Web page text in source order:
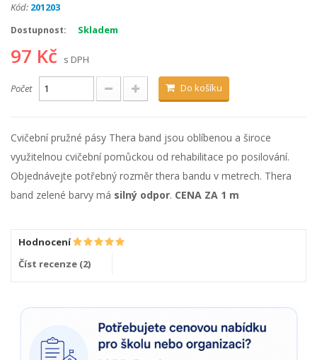
Kód: 201203
Dostupnost: Skladem
97 Kč s DPH
Počet Do košíku
Cvičební pružné pásy Thera band jsou oblíbenou a široce
využitelnou cvičební pomůckou od rehabilitace po posilování.
Objednávejte potřebný rozměr thera bandu v metrech. Thera
band zelené barvy má silný odpor. CENA ZA 1 m
Hodnocení
Číst recenze (2)